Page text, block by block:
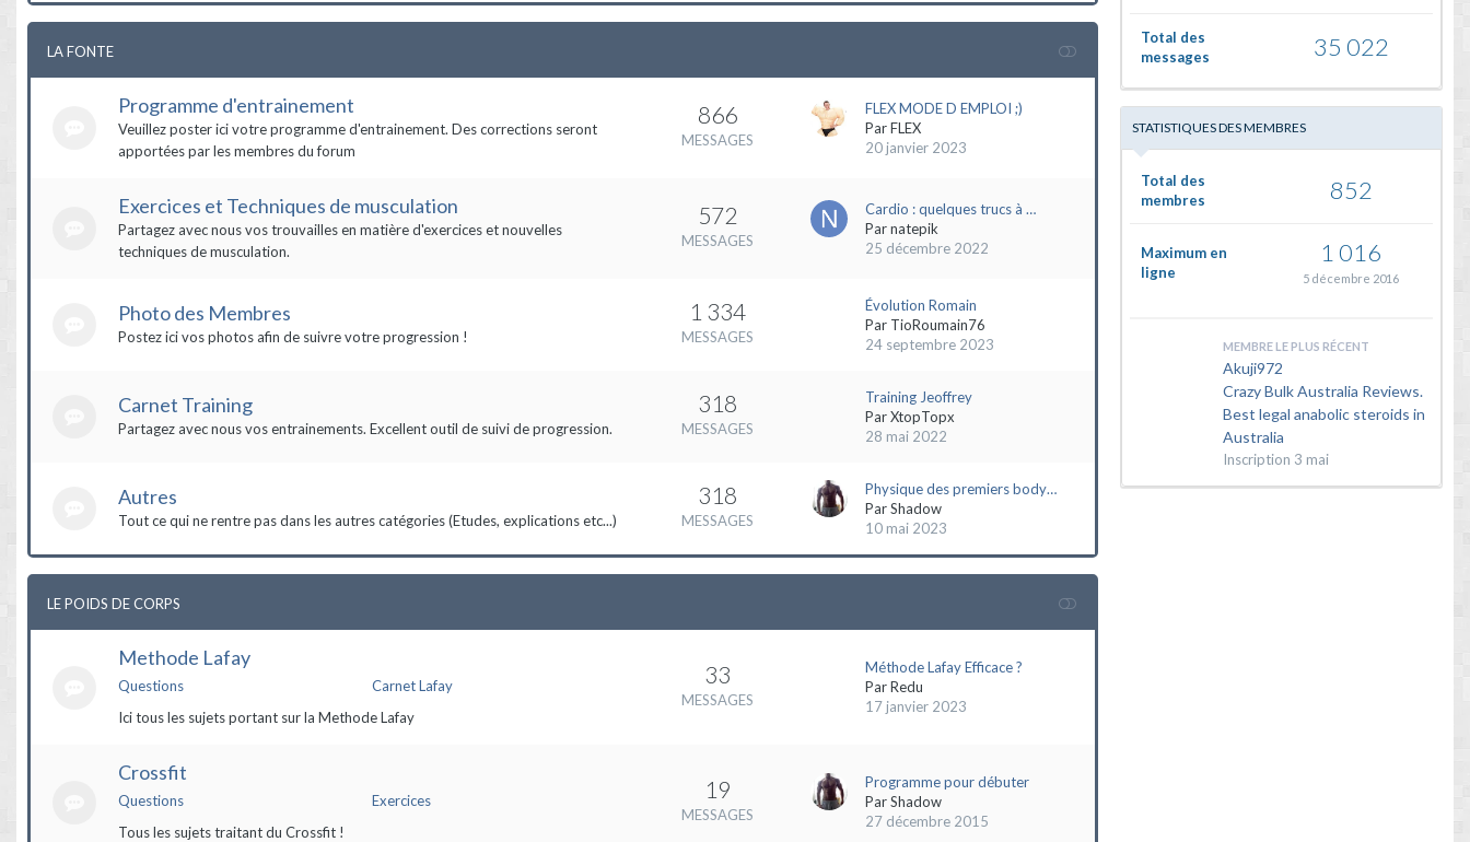
LA FONTE
Programme d'entrainement
Veuillez poster ici votre programme d'entrainement. Des corrections seront
apportées par les membres du forum
866
MESSAGES
FLEX MODE D EMPLOI ;)
ParFLEX
20 janvier 2023
Exercices et Techniques de musculation
Partagez avec nous vos trouvailles en matière d'exercices et nouvelles
techniques de musculation.
572
MESSAGES
Cardio : quelques trucs à …
Parnatepik
25 décembre 2022
Photo des Membres
Postez ici vos photos afin de suivre votre progression !
1 334
MESSAGES
Évolution Romain
Par TioRoumain76
24 septembre 2023
Carnet Training
Partagez avec nous vos entrainements. Excellent outil de suivi de progression.
318
MESSAGES
Training Jeoffrey
ParXtopTopx
28 mai 2022
Autres
Tout ce qui ne rentre pas dans les autres catégories (Etudes, explications etc...)
318
MESSAGES
Physique des premiers body…
ParShadow
10 mai 2023
LE POIDS DE CORPS
Methode Lafay
Questions
Carnet Lafay
Ici tous les sujets portant sur la Methode Lafay
33
MESSAGES
Méthode Lafay Efficace ?
ParRedu
17 janvier 2023
Crossfit
Questions
Exercices
Tous les sujets traitant du Crossfit !
19
MESSAGES
Programme pour débuter
ParShadow
27 décembre 2015
Total des
messages
35 022
STATISTIQUES DES MEMBRES
Total des
membres
852
Maximum en
ligne
1 016
5 décembre 2016
MEMBRE LE PLUS RÉCENT
Akuji972
Crazy Bulk Australia Reviews.
Best legal anabolic steroids in
Australia
Inscription 3 mai